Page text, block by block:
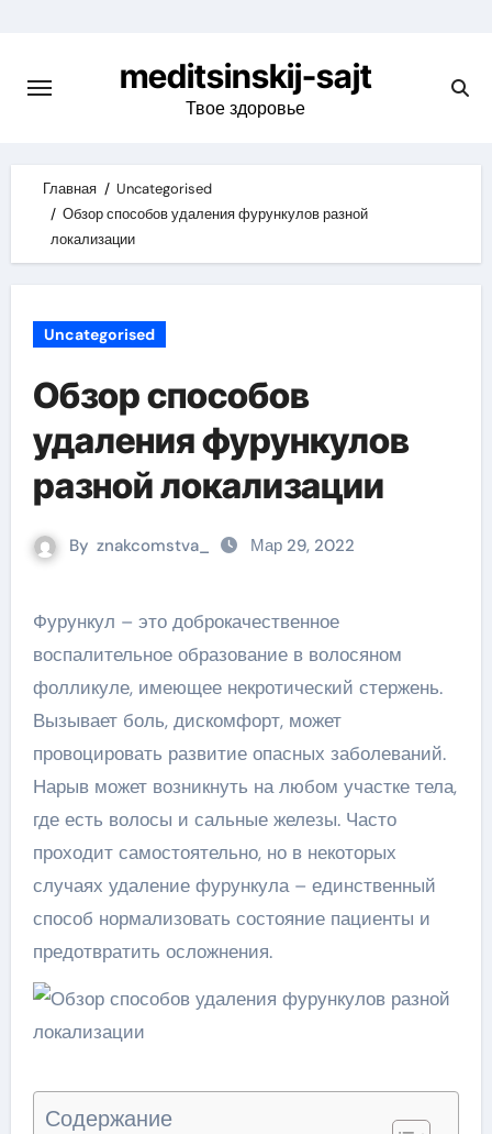
content
meditsinskij-sajt
Твое здоровье
Главная
Uncategorised
Обзор способов удаления фурункулов разной
локализации
Uncategorised
Обзор способов
удаления фурункулов
разной локализации
By znakcomstva_ Мар 29, 2022
Фурункул – это доброкачественное
воспалительное образование в волосяном
фолликуле, имеющее некротический стержень.
Вызывает боль, дискомфорт, может
провоцировать развитие опасных заболеваний.
Нарыв может возникнуть на любом участке тела,
где есть волосы и сальные железы. Часто
проходит самостоятельно, но в некоторых
случаях удаление фурункула – единственный
способ нормализовать состояние пациенты и
предотвратить осложнения.
Содержание